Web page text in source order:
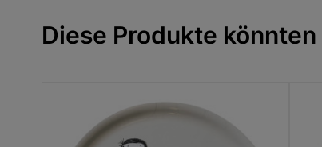
Diese Produkte